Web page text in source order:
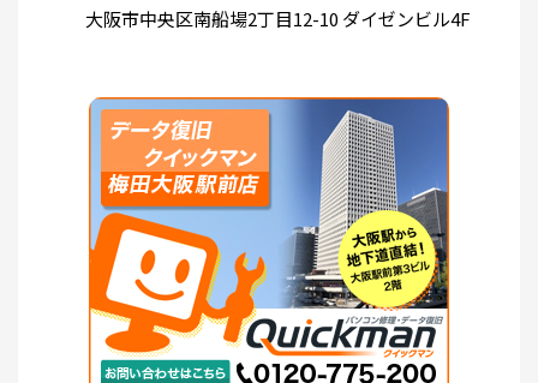
大阪市中央区南船場2丁目12-10 ダイゼンビル4F